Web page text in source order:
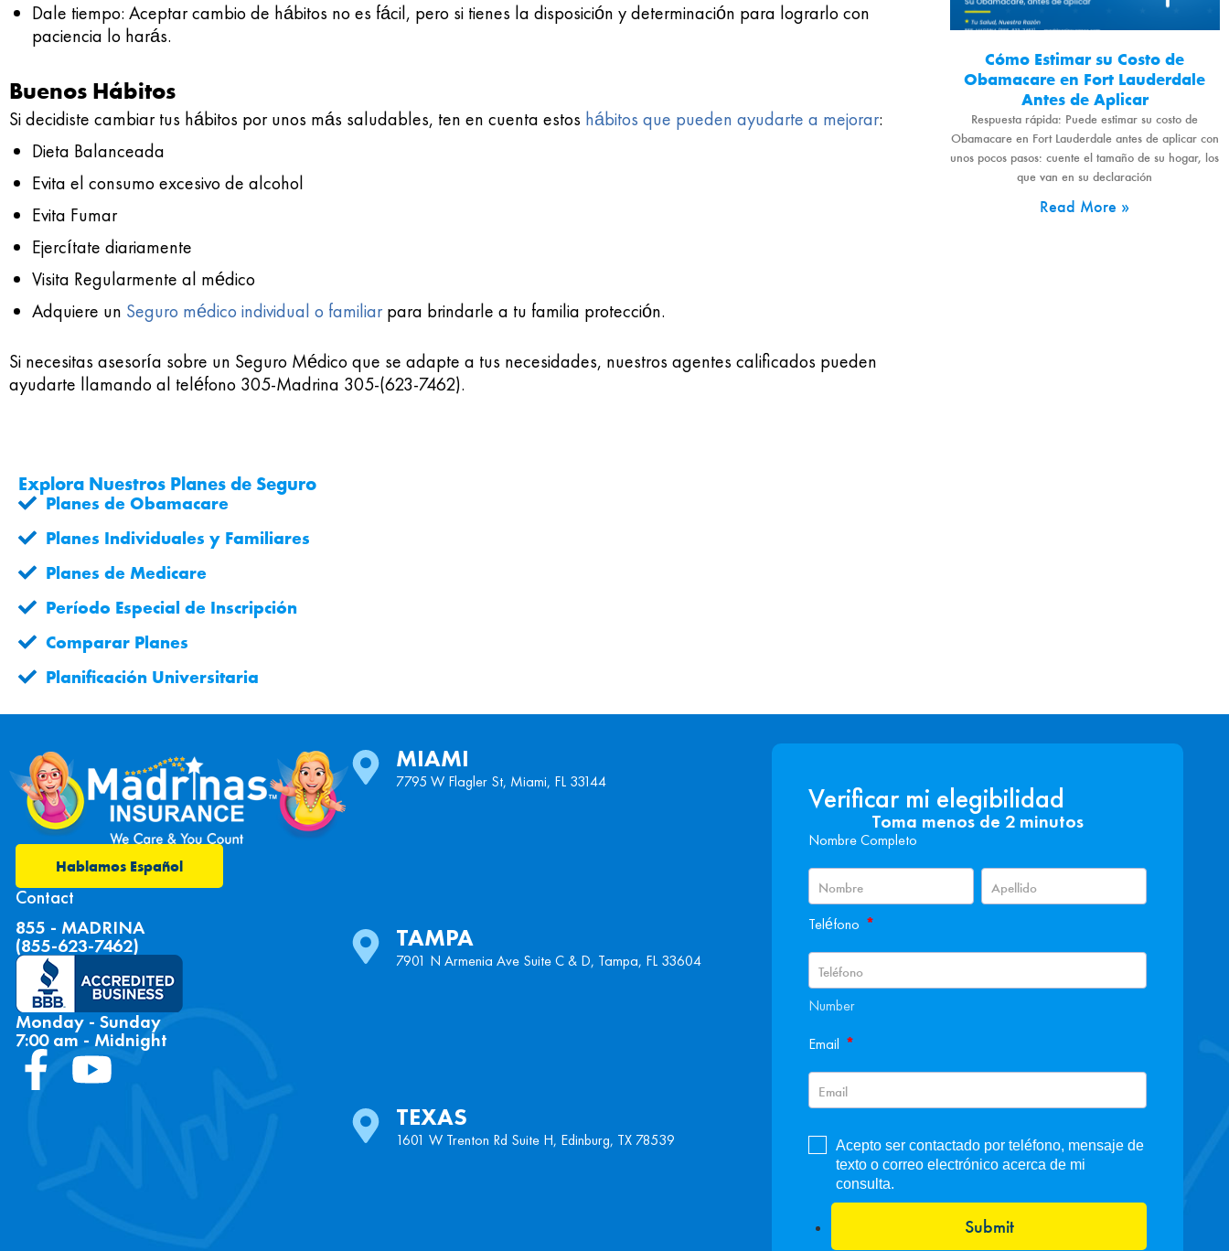
Dale tiempo: Aceptar cambio de hábitos no es fácil, pero si tienes la disposición y determinación para lograrlo con
paciencia lo harás.
Buenos Hábitos
Si decidiste cambiar tus hábitos por unos más saludables, ten en cuenta estos hábitos que pueden ayudarte a mejorar:
Dieta Balanceada
Evita el consumo excesivo de alcohol
Evita Fumar
Ejercítate diariamente
Visita Regularmente al médico
Adquiere un Seguro médico individual o familiar para brindarle a tu familia protección.
Si necesitas asesoría sobre un Seguro Médico que se adapte a tus necesidades, nuestros agentes calificados pueden
ayudarte llamando al teléfono 305-Madrina 305-(623-7462).
Cómo Estimar su Costo de
Obamacare en Fort Lauderdale
Antes de Aplicar
Respuesta rápida: Puede estimar su costo de
Obamacare en Fort Lauderdale antes de aplicar con
unos pocos pasos: cuente el tamaño de su hogar, los
que van en su declaración
Read More »
Explora Nuestros Planes de Seguro
Planes de Obamacare
Planes Individuales y Familiares
Planes de Medicare
Período Especial de Inscripción
Comparar Planes
Planificación Universitaria
Hablamos Español
Contact
855 - MADRINA
(855-623-7462)
Monday - Sunday
7:00 am - Midnight
MIAMI
7795 W Flagler St, Miami, FL 33144
TAMPA
7901 N Armenia Ave Suite C & D, Tampa, FL 33604
TEXAS
1601 W Trenton Rd Suite H, Edinburg, TX 78539
Verificar mi elegibilidad
Toma menos de 2 minutos
Nombre Completo
Teléfono *
Number
Email *
Acepto ser contactado por teléfono, mensaje de
texto o correo electrónico acerca de mi
consulta.
Submit